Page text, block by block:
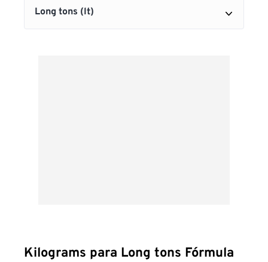
Kilograms para Long tons Fórmula